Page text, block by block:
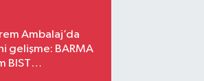
Ambalaj’da
gelişme: BARMA
BIST